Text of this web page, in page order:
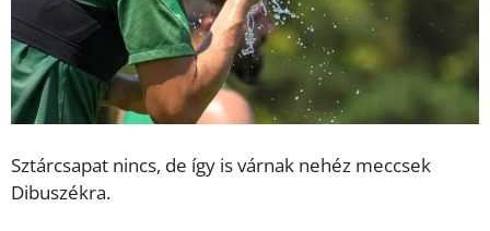
Sztárcsapat nincs, de így is várnak nehéz meccsek
Dibuszékra.